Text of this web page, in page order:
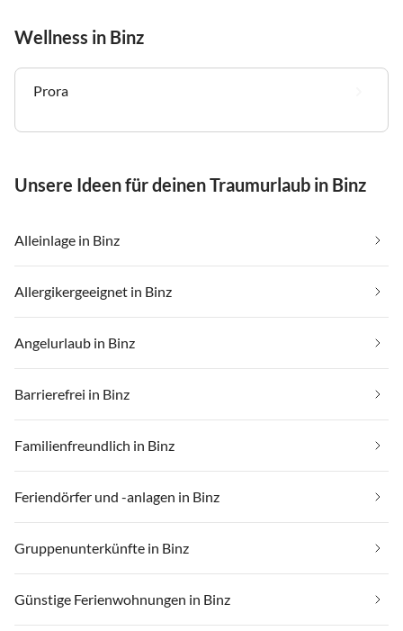
Wellness in Binz
Prora
Unsere Ideen für deinen Traumurlaub in Binz
Alleinlage in Binz
Allergikergeeignet in Binz
Angelurlaub in Binz
Barrierefrei in Binz
Familienfreundlich in Binz
Feriendörfer und -anlagen in Binz
Gruppenunterkünfte in Binz
Günstige Ferienwohnungen in Binz